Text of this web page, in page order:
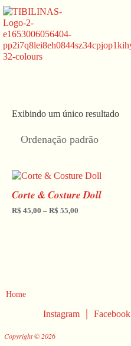
Ir
para
o
conteúdo
Exibindo um único resultado
Corte & Costure Doll
R$ 45,00 – R$ 55,00
Faixa
preço:
Home
Instagram | Facebook
Copyright © 2026